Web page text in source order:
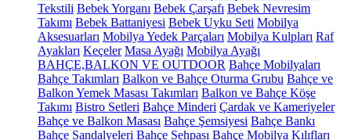
Tekstili Bebek Yorganı Bebek Çarşafı Bebek Nevresim
Takımı Bebek Battaniyesi Bebek Uyku Seti Mobilya
Aksesuarları Mobilya Yedek Parçaları Mobilya Kulpları Raf
Ayakları Keçeler Masa Ayağı Mobilya Ayağı
BAHÇE,BALKON VE OUTDOOR Bahçe Mobilyaları
Bahçe Takımları Balkon ve Bahçe Oturma Grubu Bahçe ve
Balkon Yemek Masası Takımları Balkon ve Bahçe Köşe
Takımı Bistro Setleri Bahçe Minderi Çardak ve Kameriyeler
Bahçe ve Balkon Masası Bahçe Şemsiyesi Bahçe Bankı
Bahçe Sandalyeleri Bahçe Sehpası Bahçe Mobilya Kılıfları